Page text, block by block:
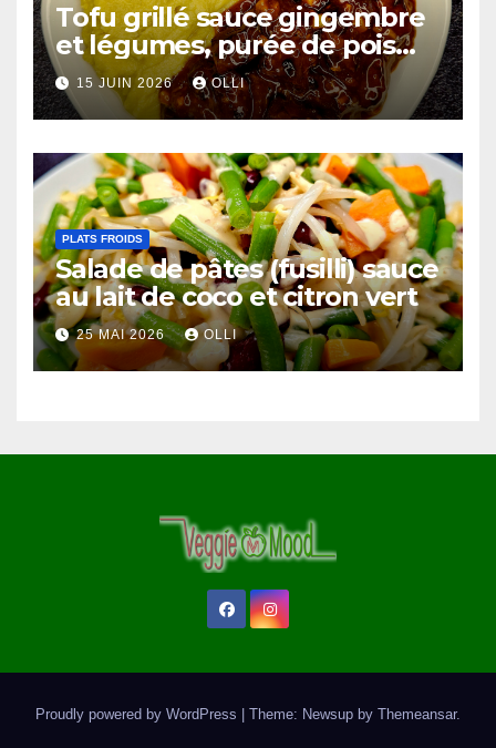
Tofu grillé sauce gingembre
et légumes, purée de pois
chiches et côtes de chou-
fleur au miso
15 JUIN 2026 OLLI
PLATS FROIDS
Salade de pâtes (fusilli) sauce
au lait de coco et citron vert
25 MAI 2026 OLLI
Proudly powered by WordPress Theme: Newsup by Themeansar.